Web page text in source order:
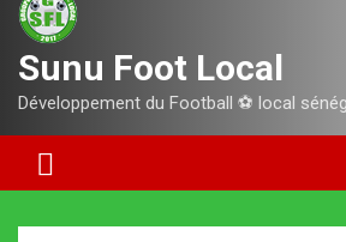
Sunu Foot Local
Développement du Football ⚽️ local